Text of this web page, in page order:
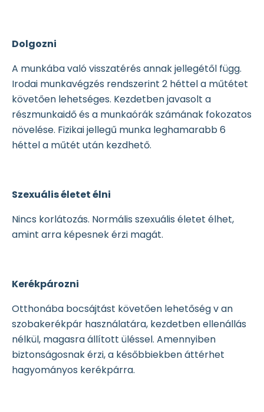
Dolgozni
A munkába való visszatérés annak jellegétől függ.
Irodai munkavégzés rendszerint 2 héttel a műtétet
követően lehetséges. Kezdetben javasolt a
részmunkaidő és a munkaórák számának fokozatos
növelése. Fizikai jellegű munka leghamarabb 6
héttel a műtét után kezdhető.
Szexuális életet élni
Nincs korlátozás. Normális szexuális életet élhet,
amint arra képesnek érzi magát.
Kerékpározni
Otthonába bocsájtást követően lehetőség v an
szobakerékpár használatára, kezdetben ellenállás
nélkül, magasra állított üléssel. Amennyiben
biztonságosnak érzi, a későbbiekben áttérhet
hagyományos kerékpárra.